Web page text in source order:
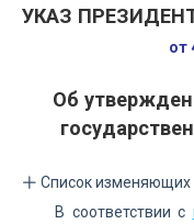
УКАЗ
от
Об
Список изменяющих
В соответствии с